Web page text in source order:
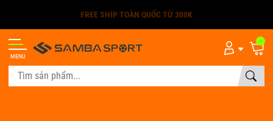
FREE SHIP TOÀN QUỐC TỪ 300K
MENU